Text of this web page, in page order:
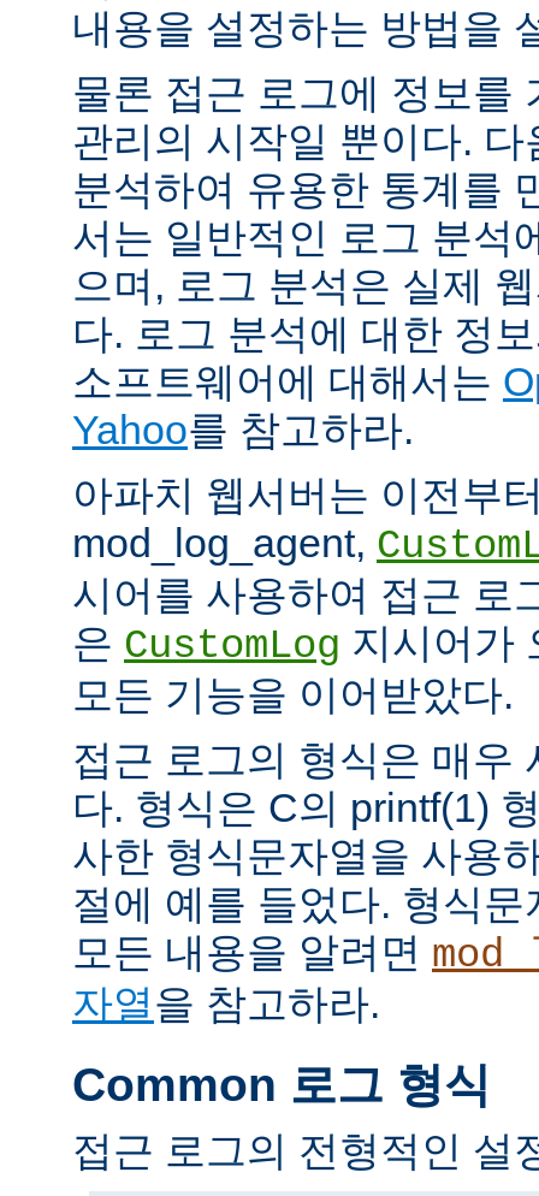
내용을 설정하는 방법을
물론 접근 로그에 정보를
관리의 시작일 뿐이다.
분석하여 유용한 통계를
서는 일반적인 로그 분석
으며, 로그 분석은 실제
다. 로그 분석에 대한 정
소프트웨어에 대해서는
Yahoo를 참고하라.
아파치 웹서버는 이전부
mod_log_agent,
시어를 사용하여 접근 로
은 CustomLog 지시어가
모든 기능을 이어받았다.
접근 로그의 형식은 매우
다. 형식은 C의 printf(1)
사한 형식문자열을 사용
절에 예를 들었다. 형식
모든 내용을 알려면
자열을 참고하라.
Common 로그 형식
접근 로그의 전형적인 설